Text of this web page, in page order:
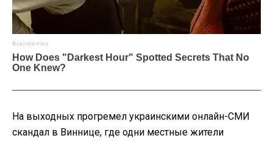
На выходных прогремел украинскими онлайн-СМИ
скандал в Виннице, где одни местные жители